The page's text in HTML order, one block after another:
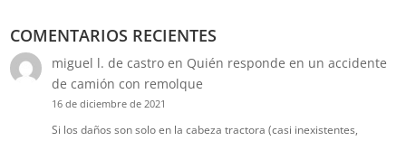
COMENTARIOS RECIENTES
miguel l. de castroen Quién responde en un accidente
de camión con remolque
16 de diciembre de 2021
Si los daños son solo en la cabeza tractora (casi inexistentes,